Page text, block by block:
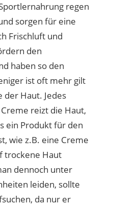
regen
sorgen für eine
Frischluft und
den
haben so den
ist oft mehr gilt
der Haut. Jedes
reizt die Haut,
ein Produkt für den
wie z.B. eine Creme
trockene Haut
dennoch unter
leiden, sollte
da nur er